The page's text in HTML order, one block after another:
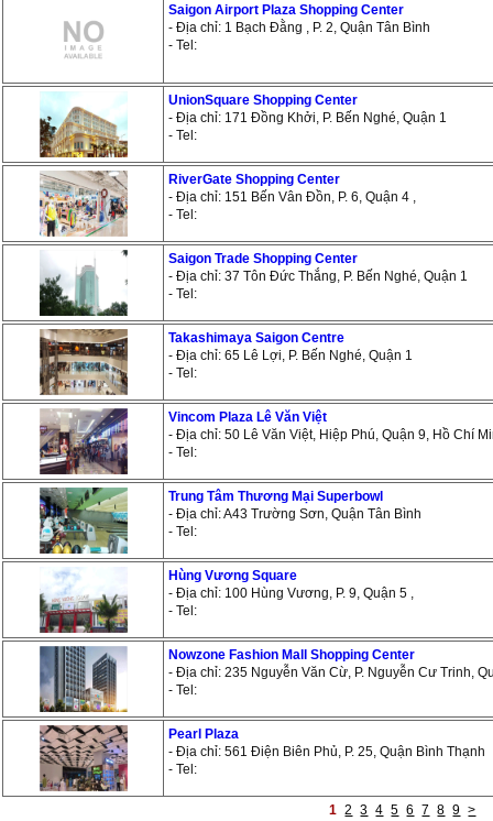
Saigon Airport Plaza Shopping Center
- Địa chỉ: 1 Bạch Đằng , P. 2, Quận Tân Bình
- Tel:
UnionSquare Shopping Center
- Địa chỉ: 171 Đồng Khởi, P. Bến Nghé, Quận 1
- Tel:
RiverGate Shopping Center
- Địa chỉ: 151 Bến Vân Đồn, P. 6, Quận 4 ,
- Tel:
Saigon Trade Shopping Center
- Địa chỉ: 37 Tôn Đức Thắng, P. Bến Nghé, Quận 1
- Tel:
Takashimaya Saigon Centre
- Địa chỉ: 65 Lê Lợi, P. Bến Nghé, Quận 1
- Tel:
Vincom Plaza Lê Văn Việt
- Địa chỉ: 50 Lê Văn Việt, Hiệp Phú, Quận 9, Hồ Chí
- Tel:
Trung Tâm Thương Mại Superbowl
- Địa chỉ: A43 Trường Sơn, Quận Tân Bình
- Tel:
Hùng Vương Square
- Địa chỉ: 100 Hùng Vương, P. 9, Quận 5 ,
- Tel:
Nowzone Fashion Mall Shopping Center
- Địa chỉ: 235 Nguyễn Văn Cừ, P. Nguyễn Cư Trinh,
- Tel:
Pearl Plaza
- Địa chỉ: 561 Điện Biên Phủ, P. 25, Quận Bình Thạnh
- Tel:
1 2 3 4 5 6 7 8 9 >